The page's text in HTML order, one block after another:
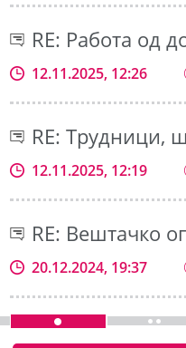
RE: Работа од
12.11.2025, 12:26
RE: Трудници,
12.11.2025, 12:19
RE: Вештачко
20.12.2024, 19:37